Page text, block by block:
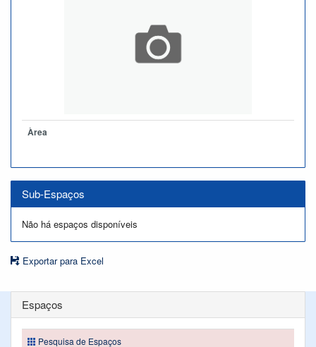
Àrea
Sub-Espaços
Não há espaços disponíveis
Exportar para Excel
Espaços
Pesquisa de Espaços